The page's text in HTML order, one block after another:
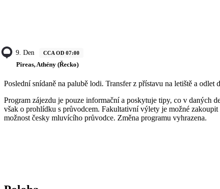
9. Den CCA OD 07:00
Pireas, Athény (Řecko)
Poslední snídaně na palubě lodi. Transfer z přístavu na letiště a odlet
Program zájezdu je pouze informační a poskytuje tipy, co v daných
však o prohlídku s průvodcem. Fakultativní výlety je možné
možnost česky mluvícího průvodce. Změna programu vyhrazena.